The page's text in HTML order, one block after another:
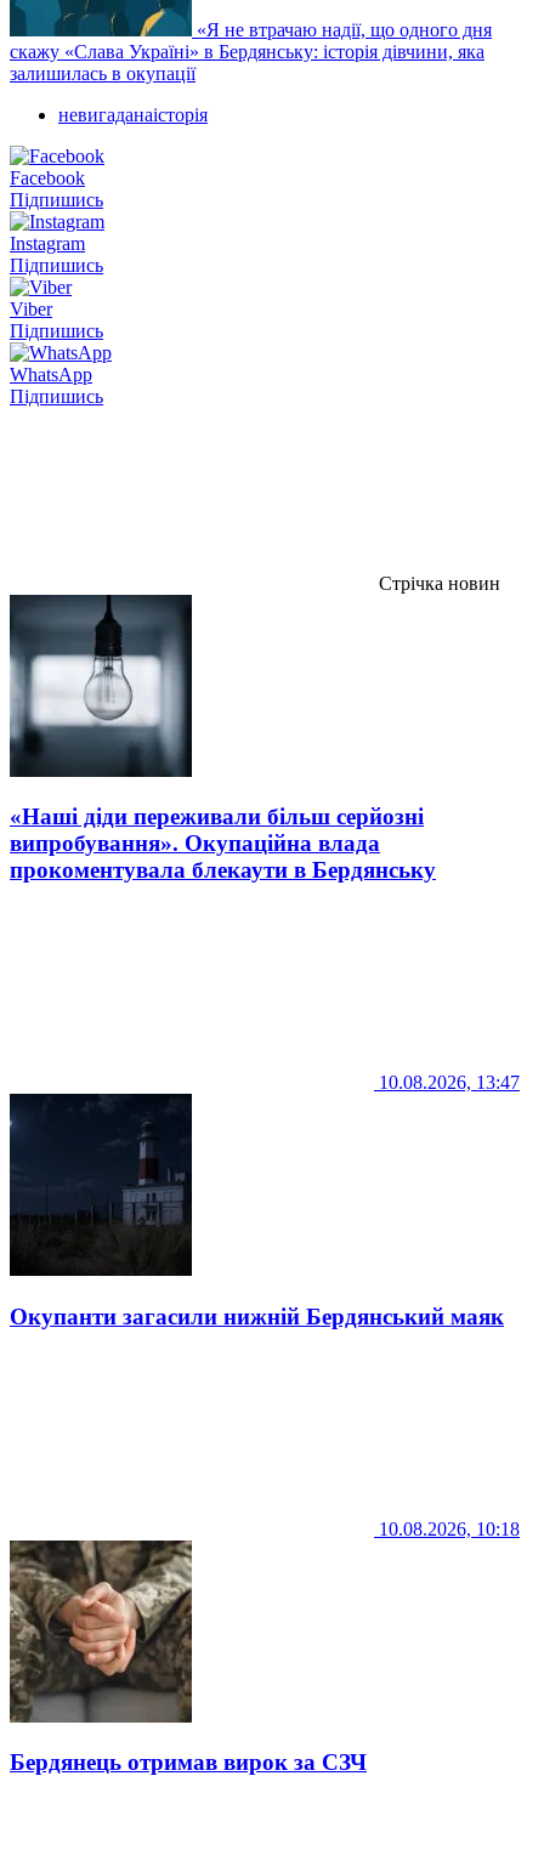
«Я не втрачаю надії, що одного дня
скажу «Слава Україні» в Бердянську: історія дівчини, яка
залишилась в окупації
невигаданаісторія
Facebook
Підпишись
Instagram
Підпишись
Viber
Підпишись
WhatsApp
Підпишись
Стрічка новин
«Наші діди переживали більш серйозні
випробування». Окупаційна влада
прокоментувала блекаути в Бердянську
10.08.2026, 13:47
Окупанти загасили нижній Бердянський маяк
10.08.2026, 10:18
Бердянець отримав вирок за СЗЧ